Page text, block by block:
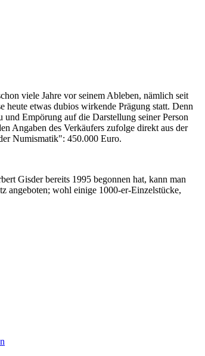
viele Jahre vor seinem Ableben, nämlich seit
etwas dubios wirkende Prägung statt. Denn
Empörung auf die Darstellung seiner Person
Angaben des Verkäufers zufolge direkt aus der
Numismatik": 450.000 Euro.
Gisder bereits 1995 begonnen hat, kann man
angeboten; wohl einige 1000-er-Einzelstücke,